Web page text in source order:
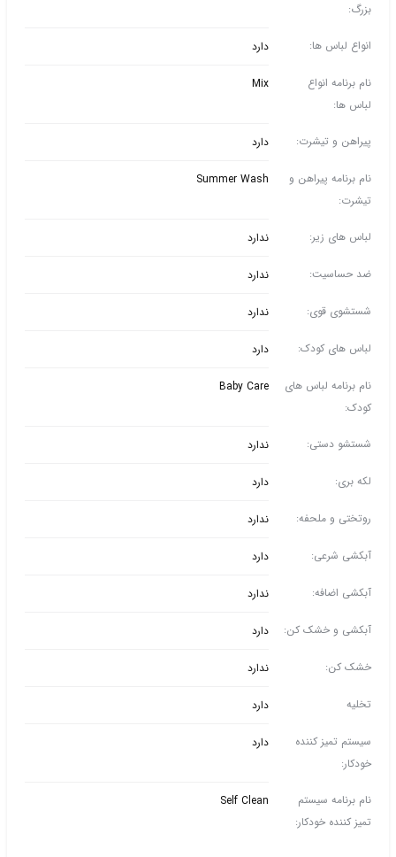
بزرگ:
انواع لباس ها: دارد
نام برنامه انواع
لباس ها:
Mix
پیراهن و تیشرت: دارد
نام برنامه پیراهن و
تیشرت:
Summer Wash
لباس های زیر: ندارد
ضد حساسیت: ندارد
شستشوی قوی: ندارد
لباس های کودک: دارد
نام برنامه لباس های
کودک:
Baby Care
شستشو دستی: ندارد
لکه بری: دارد
روتختی و ملحفه: ندارد
آبکشی شرعی: دارد
آبکشی اضافه: ندارد
آبکشی و خشک کن: دارد
خشک کن: ندارد
تخلیه دارد
سیستم تمیز کننده
خودکار:
دارد
نام برنامه سیستم
تمیز کننده خودکار:
Self Clean